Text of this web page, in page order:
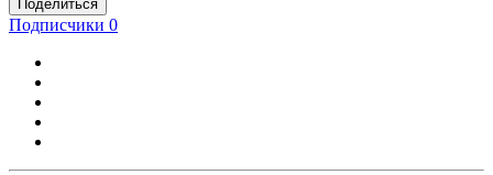
Поделиться
Подписчики 0